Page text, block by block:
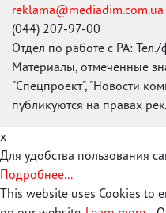
reklama@mediadim.com.ua
(044) 207-97-00
Отдел по работе с РА:
Материалы, отмеченные
"Спецпроект", "Новости
публикуются на правах
x
Для удобства пользования
Подробнее...
This website uses Cookies to